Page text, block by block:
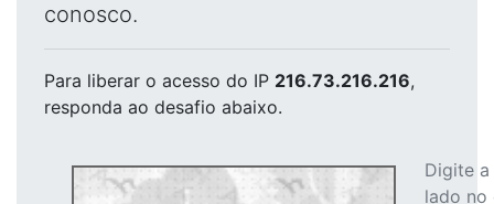
conosco.
Para liberar o acesso do IP 216.73.216.216,
responda ao desafio abaixo.
Digite
lado no